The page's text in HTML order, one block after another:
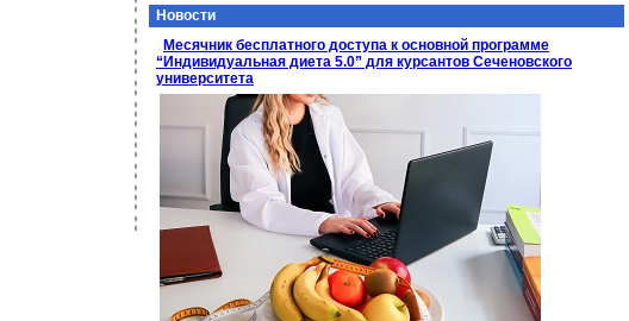
Новости
Месячник бесплатного доступа к основной программе
“Индивидуальная диета 5.0” для курсантов Сеченовского
университета